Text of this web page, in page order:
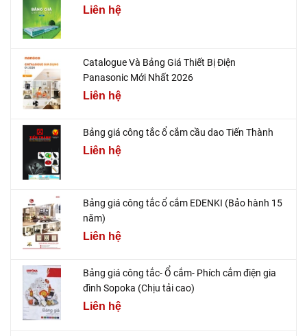
Liên hệ
Catalogue Và Bảng Giá Thiết Bị Điện
Panasonic Mới Nhất 2026
Liên hệ
Bảng giá công tắc ổ cắm cầu dao Tiến Thành
Liên hệ
Bảng giá công tắc ổ cắm EDENKI (Bảo hành 15
năm)
Liên hệ
Bảng giá công tắc- Ổ cắm- Phích cắm điện gia
đình Sopoka (Chịu tải cao)
Liên hệ